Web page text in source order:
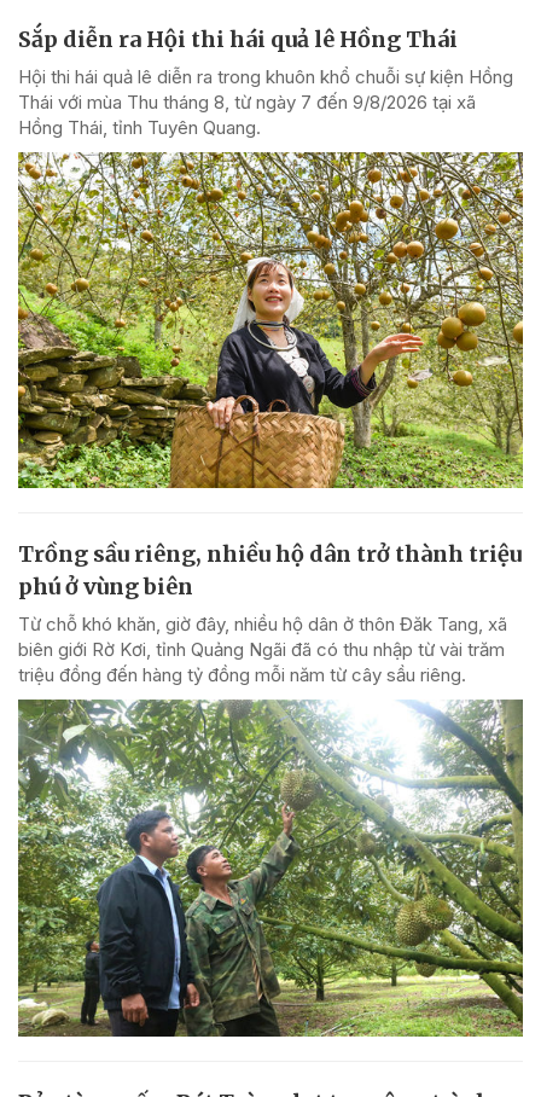
Sắp diễn ra Hội thi hái quả lê Hồng Thái
Hội thi hái quả lê diễn ra trong khuôn khổ chuỗi sự kiện Hồng
Thái với mùa Thu tháng 8, từ ngày 7 đến 9/8/2026 tại xã
Hồng Thái, tỉnh Tuyên Quang.
Trồng sầu riêng, nhiều hộ dân trở thành triệu
phú ở vùng biên
Từ chỗ khó khăn, giờ đây, nhiều hộ dân ở thôn Đăk Tang, xã
biên giới Rờ Kơi, tỉnh Quảng Ngãi đã có thu nhập từ vài trăm
triệu đồng đến hàng tỷ đồng mỗi năm từ cây sầu riêng.